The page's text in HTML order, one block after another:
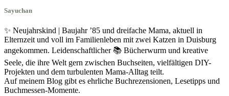
Sayuchan
✨ Neujahrskind | Baujahr ’85 und dreifache Mama, aktuell in
Elternzeit und voll im Familienleben mit zwei Katzen in Duisburg
angekommen. Leidenschaftlicher 📚 Bücherwurm und kreative
Seele, die ihre Welt gern zwischen Buchseiten, vielfältigen DIY-
Projekten und dem turbulenten Mama-Alltag teilt.
Auf meinem Blog gibt es ehrliche Buchrezensionen, Lesetipps und
Buchmessen-Momente.